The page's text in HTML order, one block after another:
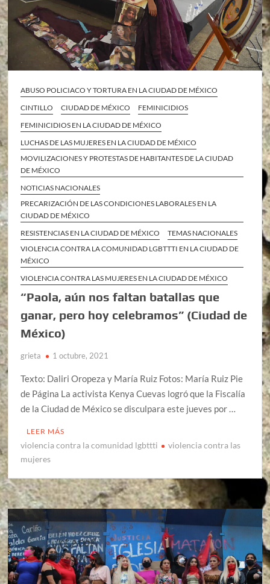
ABUSO POLICIACO Y TORTURA EN LA CIUDAD DE MÉXICO
CINTILLO
CIUDAD DE MÉXICO
FEMINICIDIOS
FEMINICIDIOS EN LA CIUDAD DE MÉXICO
LUCHAS DE LAS MUJERES EN LA CIUDAD DE MÉXICO
MOVILIZACIONES Y PROTESTAS DE HABITANTES DE LA CIUDAD
DE MÉXICO
NOTICIAS NACIONALES
PRECARIZACIÓN DE LAS CONDICIONES LABORALES EN LA
CIUDAD DE MÉXICO
RESISTENCIAS EN LA CIUDAD DE MÉXICO
TEMAS NACIONALES
VIOLENCIA CONTRA LA COMUNIDAD LGBTTTI EN LA CIUDAD DE
MÉXICO
VIOLENCIA CONTRA LAS MUJERES EN LA CIUDAD DE MÉXICO
“Paola, aún nos faltan batallas que
ganar, pero hoy celebramos” (Ciudad de
México)
grieta 1 octubre, 2021
Texto: Daliri Oropeza y María Ruiz Fotos: María Ruiz Pie
de Página La activista Kenya Cuevas logró que la Fiscalía
de la Ciudad de México se disculpara este jueves por …
LEER MÁS
violencia contra la comunidad lgbttti
violencia contra las
mujeres